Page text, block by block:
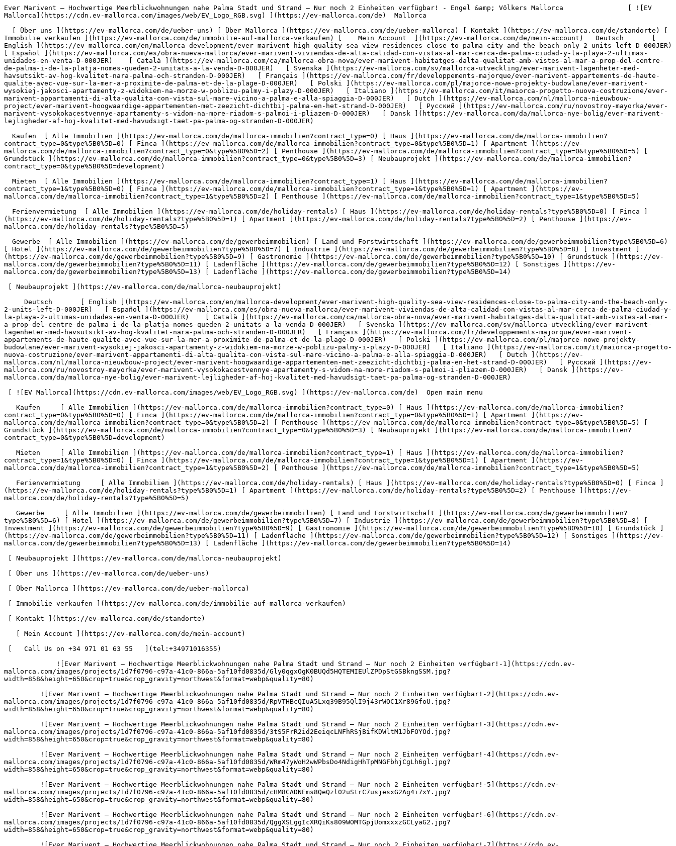
Ever Marivent – Hochwertige Meerblickwohnungen nahe Palma Stadt und Strand – Nur noch 2 Einheiten verfügbar! - Engel &amp; Völkers Mallorca                [ ![EV Mallorca](https://cdn.ev-mallorca.com/images/web/EV_Logo_RGB.svg) ](https://ev-mallorca.com/de)  Mallorca  

  [ Über uns ](https://ev-mallorca.com/de/ueber-uns) [ Über Mallorca ](https://ev-mallorca.com/de/ueber-mallorca) [ Kontakt ](https://ev-mallorca.com/de/standorte) [ Immobilie verkaufen ](https://ev-mallorca.com/de/immobilie-auf-mallorca-verkaufen) [    Mein Account  ](https://ev-mallorca.com/de/mein-account)   Deutsch       [ English ](https://ev-mallorca.com/en/mallorca-development/ever-marivent-high-quality-sea-view-residences-close-to-palma-city-and-the-beach-only-2-units-left-D-000JER)   [ Español ](https://ev-mallorca.com/es/obra-nueva-mallorca/ever-marivent-viviendas-de-alta-calidad-con-vistas-al-mar-cerca-de-palma-ciudad-y-la-playa-2-ultimas-unidades-en-venta-D-000JER)    [ Català ](https://ev-mallorca.com/ca/mallorca-obra-nova/ever-marivent-habitatges-dalta-qualitat-amb-vistes-al-mar-a-prop-del-centre-de-palma-i-de-la-platja-nomes-queden-2-unitats-a-la-venda-D-000JER)   [ Svenska ](https://ev-mallorca.com/sv/mallorca-utveckling/ever-marivent-lagenheter-med-havsutsikt-av-hog-kvalitet-nara-palma-och-stranden-D-000JER)   [ Français ](https://ev-mallorca.com/fr/developpements-majorque/ever-marivent-appartements-de-haute-qualite-avec-vue-sur-la-mer-a-proximite-de-palma-et-de-la-plage-D-000JER)   [ Polski ](https://ev-mallorca.com/pl/majorce-nowe-projekty-budowlane/ever-marivent-wysokiej-jakosci-apartamenty-z-widokiem-na-morze-w-poblizu-palmy-i-plazy-D-000JER)   [ Italiano ](https://ev-mallorca.com/it/maiorca-progetto-nuova-costruzione/ever-marivent-appartamenti-di-alta-qualita-con-vista-sul-mare-vicino-a-palma-e-alla-spiaggia-D-000JER)   [ Dutch ](https://ev-mallorca.com/nl/mallorca-nieuwbouw-project/ever-marivent-hoogwaardige-appartementen-met-zeezicht-dichtbij-palma-en-het-strand-D-000JER)   [ Русский ](https://ev-mallorca.com/ru/novostroy-mayorka/ever-marivent-vysokokacestvennye-apartamenty-s-vidom-na-more-riadom-s-palmoi-i-pliazem-D-000JER)   [ Dansk ](https://ev-mallorca.com/da/mallorca-nye-bolig/ever-marivent-lejligheder-af-hoj-kvalitet-med-havudsigt-taet-pa-palma-og-stranden-D-000JER)   

  Kaufen  [ Alle Immobilien ](https://ev-mallorca.com/de/mallorca-immobilien?contract_type=0) [ Haus ](https://ev-mallorca.com/de/mallorca-immobilien?contract_type=0&type%5B0%5D=0) [ Finca ](https://ev-mallorca.com/de/mallorca-immobilien?contract_type=0&type%5B0%5D=1) [ Apartment ](https://ev-mallorca.com/de/mallorca-immobilien?contract_type=0&type%5B0%5D=2) [ Penthouse ](https://ev-mallorca.com/de/mallorca-immobilien?contract_type=0&type%5B0%5D=5) [ Grundstück ](https://ev-mallorca.com/de/mallorca-immobilien?contract_type=0&type%5B0%5D=3) [ Neubauprojekt ](https://ev-mallorca.com/de/mallorca-immobilien?contract_type=0&type%5B0%5D=development) 

  Mieten  [ Alle Immobilien ](https://ev-mallorca.com/de/mallorca-immobilien?contract_type=1) [ Haus ](https://ev-mallorca.com/de/mallorca-immobilien?contract_type=1&type%5B0%5D=0) [ Finca ](https://ev-mallorca.com/de/mallorca-immobilien?contract_type=1&type%5B0%5D=1) [ Apartment ](https://ev-mallorca.com/de/mallorca-immobilien?contract_type=1&type%5B0%5D=2) [ Penthouse ](https://ev-mallorca.com/de/mallorca-immobilien?contract_type=1&type%5B0%5D=5) 

  Ferienvermietung  [ Alle Immobilien ](https://ev-mallorca.com/de/holiday-rentals) [ Haus ](https://ev-mallorca.com/de/holiday-rentals?type%5B0%5D=0) [ Finca ](https://ev-mallorca.com/de/holiday-rentals?type%5B0%5D=1) [ Apartment ](https://ev-mallorca.com/de/holiday-rentals?type%5B0%5D=2) [ Penthouse ](https://ev-mallorca.com/de/holiday-rentals?type%5B0%5D=5) 

  Gewerbe  [ Alle Immobilien ](https://ev-mallorca.com/de/gewerbeimmobilien) [ Land und Forstwirtschaft ](https://ev-mallorca.com/de/gewerbeimmobilien?type%5B0%5D=6) [ Hotel ](https://ev-mallorca.com/de/gewerbeimmobilien?type%5B0%5D=7) [ Industrie ](https://ev-mallorca.com/de/gewerbeimmobilien?type%5B0%5D=8) [ Investment ](https://ev-mallorca.com/de/gewerbeimmobilien?type%5B0%5D=9) [ Gastronomie ](https://ev-mallorca.com/de/gewerbeimmobilien?type%5B0%5D=10) [ Grundstück ](https://ev-mallorca.com/de/gewerbeimmobilien?type%5B0%5D=11) [ Ladenfläche ](https://ev-mallorca.com/de/gewerbeimmobilien?type%5B0%5D=12) [ Sonstiges ](https://ev-mallorca.com/de/gewerbeimmobilien?type%5B0%5D=13) [ Ladenfläche ](https://ev-mallorca.com/de/gewerbeimmobilien?type%5B0%5D=14) 

 [ Neubauprojekt ](https://ev-mallorca.com/de/mallorca-neubauprojekt) 

     Deutsch       [ English ](https://ev-mallorca.com/en/mallorca-development/ever-marivent-high-quality-sea-view-residences-close-to-palma-city-and-the-beach-only-2-units-left-D-000JER)   [ Español ](https://ev-mallorca.com/es/obra-nueva-mallorca/ever-marivent-viviendas-de-alta-calidad-con-vistas-al-mar-cerca-de-palma-ciudad-y-la-playa-2-ultimas-unidades-en-venta-D-000JER)    [ Català ](https://ev-mallorca.com/ca/mallorca-obra-nova/ever-marivent-habitatges-dalta-qualitat-amb-vistes-al-mar-a-prop-del-centre-de-palma-i-de-la-platja-nomes-queden-2-unitats-a-la-venda-D-000JER)   [ Svenska ](https://ev-mallorca.com/sv/mallorca-utveckling/ever-marivent-lagenheter-med-havsutsikt-av-hog-kvalitet-nara-palma-och-stranden-D-000JER)   [ Français ](https://ev-mallorca.com/fr/developpements-majorque/ever-marivent-appartements-de-haute-qualite-avec-vue-sur-la-mer-a-proximite-de-palma-et-de-la-plage-D-000JER)   [ Polski ](https://ev-mallorca.com/pl/majorce-nowe-projekty-budowlane/ever-marivent-wysokiej-jakosci-apartamenty-z-widokiem-na-morze-w-poblizu-palmy-i-plazy-D-000JER)   [ Italiano ](https://ev-mallorca.com/it/maiorca-progetto-nuova-costruzione/ever-marivent-appartamenti-di-alta-qualita-con-vista-sul-mare-vicino-a-palma-e-alla-spiaggia-D-000JER)   [ Dutch ](https://ev-mallorca.com/nl/mallorca-nieuwbouw-project/ever-marivent-hoogwaardige-appartementen-met-zeezicht-dichtbij-palma-en-het-strand-D-000JER)   [ Русский ](https://ev-mallorca.com/ru/novostroy-mayorka/ever-marivent-vysokokacestvennye-apartamenty-s-vidom-na-more-riadom-s-palmoi-i-pliazem-D-000JER)   [ Dansk ](https://ev-mallorca.com/da/mallorca-nye-bolig/ever-marivent-lejligheder-af-hoj-kvalitet-med-havudsigt-taet-pa-palma-og-stranden-D-000JER)   

 [ ![EV Mallorca](https://cdn.ev-mallorca.com/images/web/EV_Logo_RGB.svg) ](https://ev-mallorca.com/de)  Open main menu    

   Kaufen     [ Alle Immobilien ](https://ev-mallorca.com/de/mallorca-immobilien?contract_type=0) [ Haus ](https://ev-mallorca.com/de/mallorca-immobilien?contract_type=0&type%5B0%5D=0) [ Finca ](https://ev-mallorca.com/de/mallorca-immobilien?contract_type=0&type%5B0%5D=1) [ Apartment ](https://ev-mallorca.com/de/mallorca-immobilien?contract_type=0&type%5B0%5D=2) [ Penthouse ](https://ev-mallorca.com/de/mallorca-immobilien?contract_type=0&type%5B0%5D=5) [ Grundstück ](https://ev-mallorca.com/de/mallorca-immobilien?contract_type=0&type%5B0%5D=3) [ Neubauprojekt ](https://ev-mallorca.com/de/mallorca-immobilien?contract_type=0&type%5B0%5D=development) 

   Mieten     [ Alle Immobilien ](https://ev-mallorca.com/de/mallorca-immobilien?contract_type=1) [ Haus ](https://ev-mallorca.com/de/mallorca-immobilien?contract_type=1&type%5B0%5D=0) [ Finca ](https://ev-mallorca.com/de/mallorca-immobilien?contract_type=1&type%5B0%5D=1) [ Apartment ](https://ev-mallorca.com/de/mallorca-immobilien?contract_type=1&type%5B0%5D=2) [ Penthouse ](https://ev-mallorca.com/de/mallorca-immobilien?contract_type=1&type%5B0%5D=5) 

   Ferienvermietung     [ Alle Immobilien ](https://ev-mallorca.com/de/holiday-rentals) [ Haus ](https://ev-mallorca.com/de/holiday-rentals?type%5B0%5D=0) [ Finca ](https://ev-mallorca.com/de/holiday-rentals?type%5B0%5D=1) [ Apartment ](https://ev-mallorca.com/de/holiday-rentals?type%5B0%5D=2) [ Penthouse ](https://ev-mallorca.com/de/holiday-rentals?type%5B0%5D=5) 

   Gewerbe     [ Alle Immobilien ](https://ev-mallorca.com/de/gewerbeimmobilien) [ Land und Forstwirtschaft ](https://ev-mallorca.com/de/gewerbeimmobilien?type%5B0%5D=6) [ Hotel ](https://ev-mallorca.com/de/gewerbeimmobilien?type%5B0%5D=7) [ Industrie ](https://ev-mallorca.com/de/gewerbeimmobilien?type%5B0%5D=8) [ Investment ](https://ev-mallorca.com/de/gewerbeimmobilien?type%5B0%5D=9) [ Gastronomie ](https://ev-mallorca.com/de/gewerbeimmobilien?type%5B0%5D=10) [ Grundstück ](https://ev-mallorca.com/de/gewerbeimmobilien?type%5B0%5D=11) [ Ladenfläche ](https://ev-mallorca.com/de/gewerbeimmobilien?type%5B0%5D=12) [ Sonstiges ](https://ev-mallorca.com/de/gewerbeimmobilien?type%5B0%5D=13) [ Ladenfläche ](https://ev-mallorca.com/de/gewerbeimmobilien?type%5B0%5D=14) 

 [ Neubauprojekt ](https://ev-mallorca.com/de/mallorca-neubauprojekt) 

 [ Über uns ](https://ev-mallorca.com/de/ueber-uns) 

 [ Über Mallorca ](https://ev-mallorca.com/de/ueber-mallorca) 

 [ Immobilie verkaufen ](https://ev-mallorca.com/de/immobilie-auf-mallorca-verkaufen) 

 [ Kontakt ](https://ev-mallorca.com/de/standorte) 

   [ Mein Account ](https://ev-mallorca.com/de/mein-account) 

 [   Call Us on +34 971 01 63 55   ](tel:+34971016355) 

             ![Ever Marivent – Hochwertige Meerblickwohnungen nahe Palma Stadt und Strand – Nur noch 2 Einheiten verfügbar!-1](https://cdn.ev-mallorca.com/images/projects/1d7f0796-c97a-41c0-866a-5af10fd0835d/Gly0qgxOgK0BUQd5HQTEMIEUlZPDpStGSBkngSSM.jpg?width=858&height=650&crop=true&crop_gravity=northwest&format=webp&quality=80)  

         ![Ever Marivent – Hochwertige Meerblickwohnungen nahe Palma Stadt und Strand – Nur noch 2 Einheiten verfügbar!-2](https://cdn.ev-mallorca.com/images/projects/1d7f0796-c97a-41c0-866a-5af10fd0835d/RpVTHBcQIuA5Lxq39B95QlI9j43rWOC1Xr89GfoU.jpg?width=858&height=650&crop=true&crop_gravity=northwest&format=webp&quality=80)  

         ![Ever Marivent – Hochwertige Meerblickwohnungen nahe Palma Stadt und Strand – Nur noch 2 Einheiten verfügbar!-3](https://cdn.ev-mallorca.com/im